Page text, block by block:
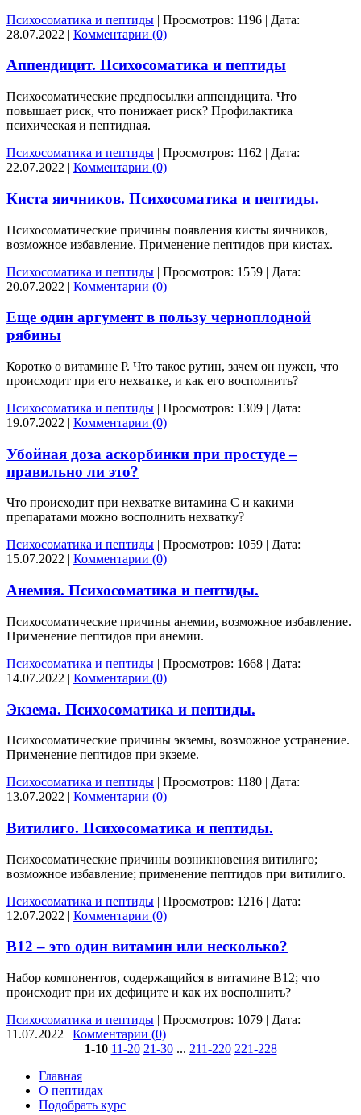
Психосоматика и пептиды | Просмотров: 1196 | Дата:
28.07.2022 | Комментарии (0)
Аппендицит. Психосоматика и пептиды
Психосоматические предпосылки аппендицита. Что
повышает риск, что понижает риск? Профилактика
психическая и пептидная.
Психосоматика и пептиды | Просмотров: 1162 | Дата:
22.07.2022 | Комментарии (0)
Киста яичников. Психосоматика и пептиды.
Психосоматические причины появления кисты яичников,
возможное избавление. Применение пептидов при кистах.
Психосоматика и пептиды | Просмотров: 1559 | Дата:
20.07.2022 | Комментарии (0)
Еще один аргумент в пользу черноплодной
рябины
Коротко о витамине Р. Что такое рутин, зачем он нужен, что
происходит при его нехватке, и как его восполнить?
Психосоматика и пептиды | Просмотров: 1309 | Дата:
19.07.2022 | Комментарии (0)
Убойная доза аскорбинки при простуде –
правильно ли это?
Что происходит при нехватке витамина С и какими
препаратами можно восполнить нехватку?
Психосоматика и пептиды | Просмотров: 1059 | Дата:
15.07.2022 | Комментарии (0)
Анемия. Психосоматика и пептиды.
Психосоматические причины анемии, возможное избавление.
Применение пептидов при анемии.
Психосоматика и пептиды | Просмотров: 1668 | Дата:
14.07.2022 | Комментарии (0)
Экзема. Психосоматика и пептиды.
Психосоматические причины экземы, возможное устранение.
Применение пептидов при экземе.
Психосоматика и пептиды | Просмотров: 1180 | Дата:
13.07.2022 | Комментарии (0)
Витилиго. Психосоматика и пептиды.
Психосоматические причины возникновения витилиго;
возможное избавление; применение пептидов при витилиго.
Психосоматика и пептиды | Просмотров: 1216 | Дата:
12.07.2022 | Комментарии (0)
В12 – это один витамин или несколько?
Набор компонентов, содержащийся в витамине B12; что
происходит при их дефиците и как их восполнить?
Психосоматика и пептиды | Просмотров: 1079 | Дата:
11.07.2022 | Комментарии (0)
1-10 11-20 21-30 ... 211-220 221-228
Главная
О пептидах
Подобрать курс